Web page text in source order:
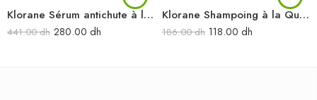
Klorane Sérum antichute à la Quinine & Edelweiss BIO – Chute de cheveux 100ml
441.00dh 280.00 dh
Klorane Shampoing à la Quinine 400ml
186.00dh 118.00 dh